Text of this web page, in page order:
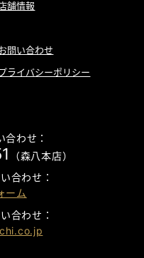
舗情報
問い合わせ
ライバシーポリシー
合わせ：
（森八本店）
合わせ：
ーム
合わせ：